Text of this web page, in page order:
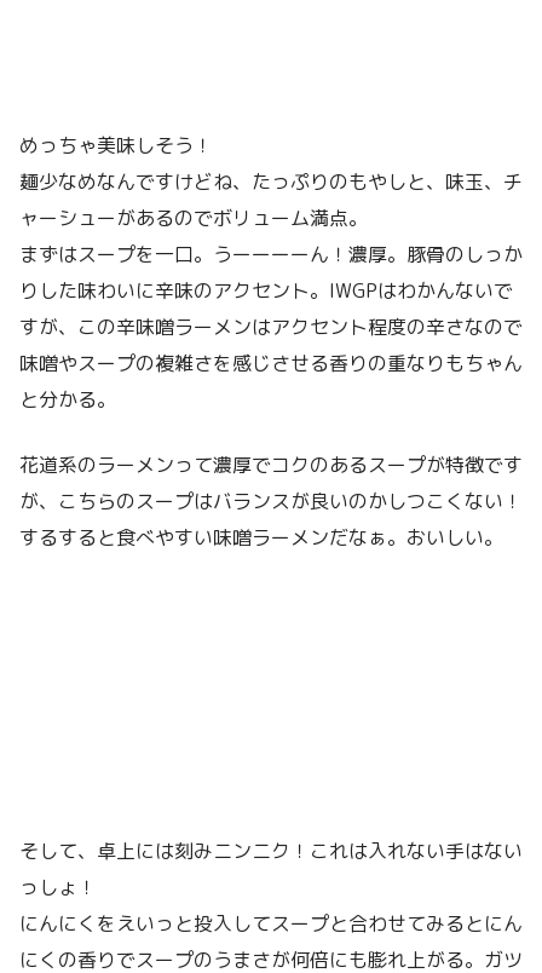
めっちゃ美味しそう！
麺少なめなんですけどね、たっぷりのもやしと、味玉、チ
ャーシューがあるのでボリューム満点。
まずはスープを一口。うーーーーん！濃厚。豚骨のしっか
りした味わいに辛味のアクセント。IWGPはわかんないで
すが、この辛味噌ラーメンはアクセント程度の辛さなので
味噌やスープの複雑さを感じさせる香りの重なりもちゃん
と分かる。
花道系のラーメンって濃厚でコクのあるスープが特徴です
が、こちらのスープはバランスが良いのかしつこくない！
するすると食べやすい味噌ラーメンだなぁ。おいしい。
そして、卓上には刻みニンニク！これは入れない手はない
っしょ！
にんにくをえいっと投入してスープと合わせてみるとにん
にくの香りでスープのうまさが何倍にも膨れ上がる。ガツ